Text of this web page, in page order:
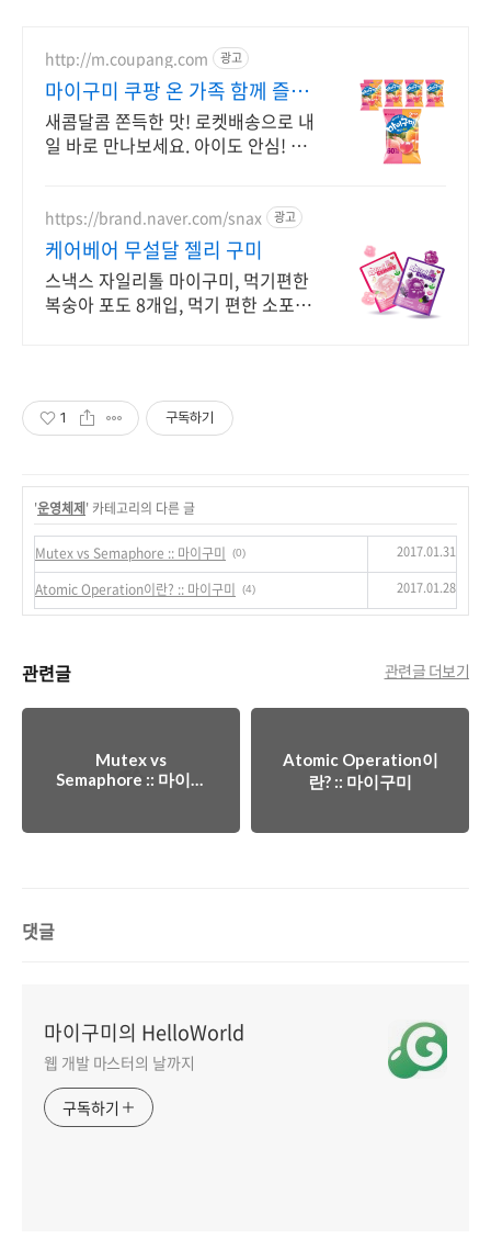
http://m.coupang.com 광고
마이구미 쿠팡 온 가족 함께 즐겨
요
새콤달콤 쫀득한 맛! 로켓배송으로 내
일 바로 만나보세요. 아이도 안심! 치
https://brand.naver.com/snax 광고
케어베어 무설달 젤리 구미
스낵스 자일리톨 마이구미, 먹기편한
복숭아 포도 8개입, 먹기 편한 소포장
1 구독하기
'운영체제' 카테고리의 다른 글
Mutex vs Semaphore :: 마이구미 (0) 2017.01.31
Atomic Operation이란? :: 마이구미 (4) 2017.01.28
관련글 관련글 더보기
Mutex vs
Semaphore :: 마이구
Atomic Operation이
란? :: 마이구미
댓글
마이구미의 HelloWorld
웹 개발 마스터의 날까지
구독하기